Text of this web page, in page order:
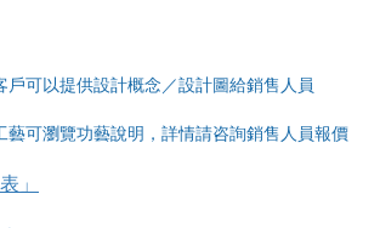
戶可以提供設計概念／設計圖給銷售人員
藝可瀏覽功藝說明，詳情請咨詢銷售人員報價
」